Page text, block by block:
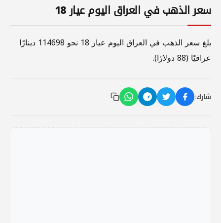
سعر الذهب في العراق اليوم عيار 18
بلغ سعر الذهب في العراق اليوم عيار 18 نحو 114698 دينارًا
عراقيًا (88 دولارًا).
شارك: